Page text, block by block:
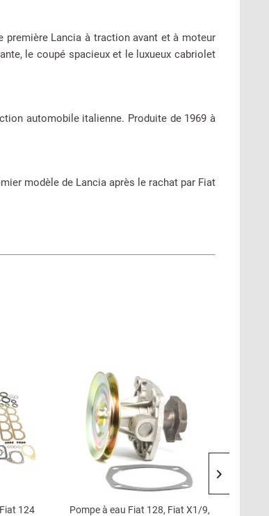
première Lancia à traction avant et à moteur
le coupé spacieux et le luxueux cabriolet
automobile italienne. Produite de 1969 à
modèle de Lancia après le rachat par Fiat
124
Pompe à eau Fiat 128, Fiat X1/9,